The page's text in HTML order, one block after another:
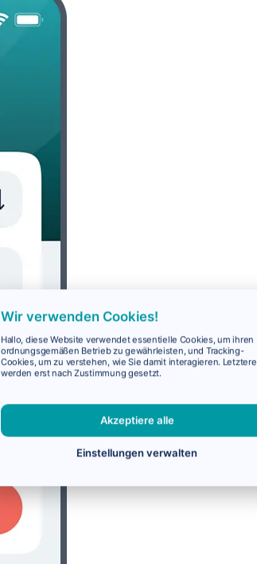
Wir verwenden Cookies!
Hallo, diese Website verwendet essentielle Cookies, um ihren
ordnungsgemäßen Betrieb zu gewährleisten, und Tracking-
Cookies, um zu verstehen, wie Sie damit interagieren. Letztere
werden erst nach Zustimmung gesetzt.
Akzeptiere alle
Einstellungen verwalten